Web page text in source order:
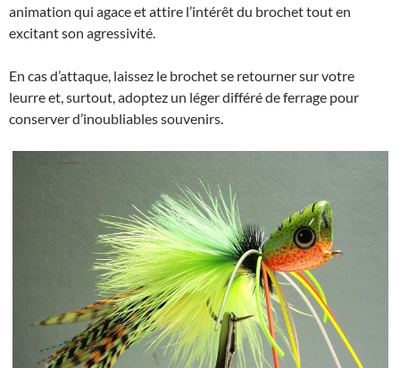
animation qui agace et attire l’intérêt du brochet tout en
excitant son agressivité.
En cas d’attaque, laissez le brochet se retourner sur votre
leurre et, surtout, adoptez un léger différé de ferrage pour
conserver d’inoubliables souvenirs.